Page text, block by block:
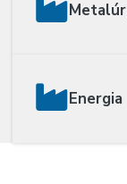
Energia